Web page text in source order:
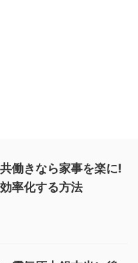
働きなら家事を楽に!
率化する方法